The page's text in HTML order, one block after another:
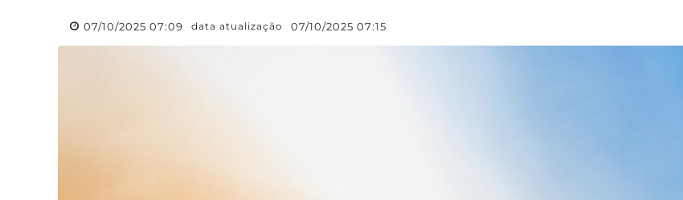
07/10/2025 07:09 data atualização 07/10/2025 07:15